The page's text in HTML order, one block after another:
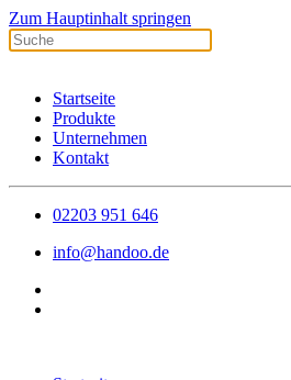
Zum Hauptinhalt springen
Startseite
Produkte
Unternehmen
Kontakt
02203 951 646
info@handoo.de